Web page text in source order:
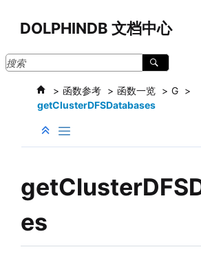
DOLPHINDB 文档中心
函数参考 函数一览
G
getClusterDFSDatabases
es